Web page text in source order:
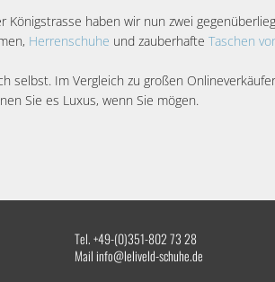
Königstrasse haben wir nun zwei
Herrenschuhe und zauberhafte Taschen
selbst. Im Vergleich zu großen
Sie es Luxus, wenn Sie mögen.
Tel. +49-(0)351-802 73 28
Mail info@leliveld-schuhe.de